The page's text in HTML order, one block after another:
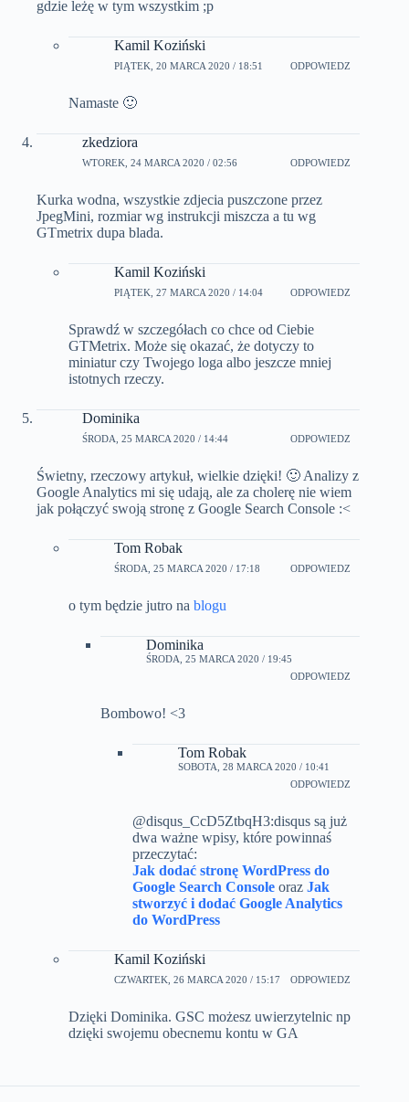
gdzie leżę w tym wszystkim ;p
Kamil Koziński
PIĄTEK, 20 MARCA 2020 / 18:51 ODPOWIEDZ
Namaste 🙂
zkedziora
WTOREK, 24 MARCA 2020 / 02:56 ODPOWIEDZ
Kurka wodna, wszystkie zdjecia puszczone przez
JpegMini, rozmiar wg instrukcji miszcza a tu wg
GTmetrix dupa blada.
Kamil Koziński
PIĄTEK, 27 MARCA 2020 / 14:04 ODPOWIEDZ
Sprawdź w szczegółach co chce od Ciebie
GTMetrix. Może się okazać, że dotyczy to
miniatur czy Twojego loga albo jeszcze mniej
istotnych rzeczy.
Dominika
ŚRODA, 25 MARCA 2020 / 14:44 ODPOWIEDZ
Świetny, rzeczowy artykuł, wielkie dzięki! 🙂 Analizy z
Google Analytics mi się udają, ale za cholerę nie wiem
jak połączyć swoją stronę z Google Search Console :<
Tom Robak
ŚRODA, 25 MARCA 2020 / 17:18 ODPOWIEDZ
o tym będzie jutro na blogu
Dominika
ŚRODA, 25 MARCA 2020 / 19:45
ODPOWIEDZ
Bombowo! <3
Tom Robak
SOBOTA, 28 MARCA 2020 / 10:41
ODPOWIEDZ
@disqus_CcD5ZtbqH3:disqus są już
dwa ważne wpisy, które powinnaś
przeczytać:
Jak dodać stronę WordPress do
Google Search Console oraz Jak
stworzyć i dodać Google Analytics
do WordPress
Kamil Koziński
CZWARTEK, 26 MARCA 2020 / 15:17 ODPOWIEDZ
Dzięki Dominika. GSC możesz uwierzytelnic np
dzięki swojemu obecnemu kontu w GA